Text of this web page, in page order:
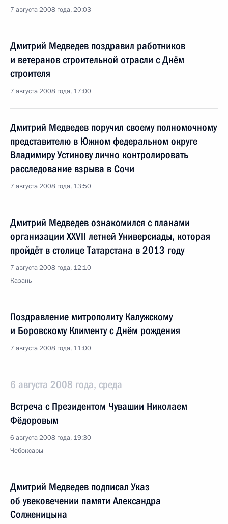
7 августа 2008 года, 20:03
Дмитрий Медведев поздравил работников
и ветеранов строительной отрасли с Днём
строителя
7 августа 2008 года, 17:00
Дмитрий Медведев поручил своему полномочному
представителю в Южном федеральном округе
Владимиру Устинову лично контролировать
расследование взрыва в Сочи
7 августа 2008 года, 13:50
Дмитрий Медведев ознакомился с планами
организации XXVII летней Универсиады, которая
пройдёт в столице Татарстана в 2013 году
7 августа 2008 года, 12:10
Казань
Поздравление митрополиту Калужскому
и Боровскому Клименту с Днём рождения
7 августа 2008 года, 11:00
6 августа 2008 года, среда
Встреча с Президентом Чувашии Николаем
Фёдоровым
6 августа 2008 года, 19:30
Чебоксары
Дмитрий Медведев подписал Указ
об увековечении памяти Александра
Солженицына